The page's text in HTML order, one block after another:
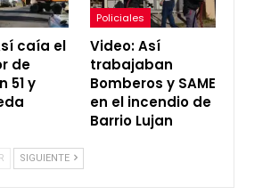
caía el
de
51 y
Policiales
Video: Así
trabajaban
Bomberos y SAME
en el incendio de
Barrio Lujan
SIGUIENTE